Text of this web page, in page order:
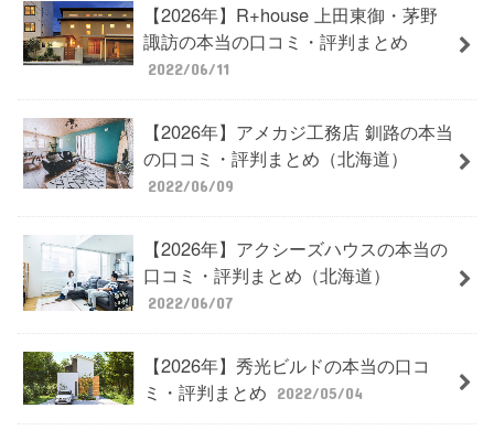
【2026年】R+house 上田東御・茅野
諏訪の本当の口コミ・評判まとめ
2022/06/11
【2026年】アメカジ工務店 釧路の本当
の口コミ・評判まとめ（北海道）
2022/06/09
【2026年】アクシーズハウスの本当の
口コミ・評判まとめ（北海道）
2022/06/07
【2026年】秀光ビルドの本当の口コ
ミ・評判まとめ
2022/05/04